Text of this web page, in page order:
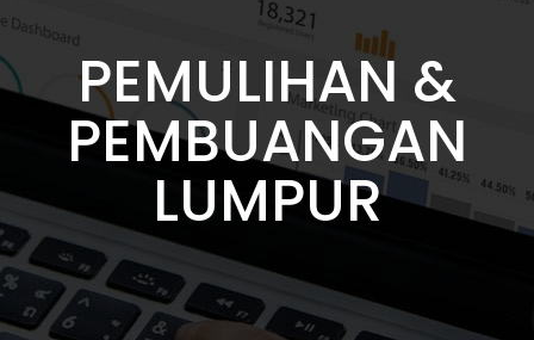
PEMULIHAN &
PEMBUANGAN
LUMPUR